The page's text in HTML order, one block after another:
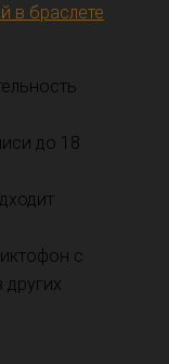
в браслете
до 18
с
других